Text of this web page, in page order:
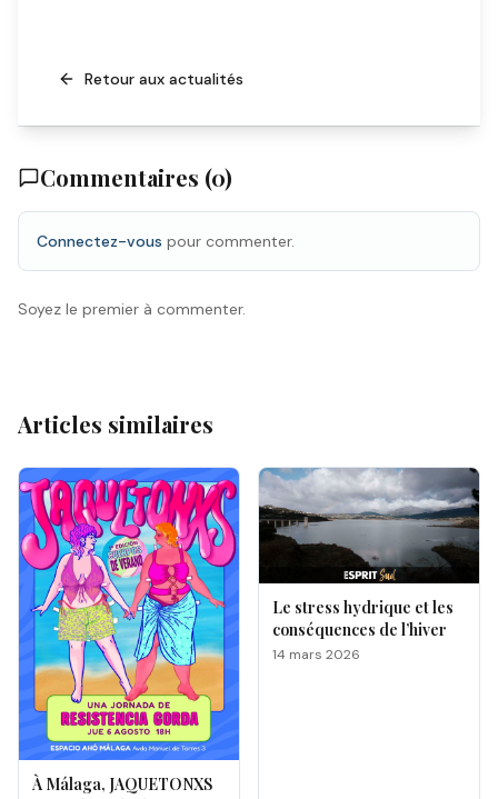
Retour aux actualités
Commentaires (0)
Connectez-vous pour commenter.
Soyez le premier à commenter.
Articles similaires
À Málaga, JAQUETONXS
Le stress hydrique et les
conséquences de l’hiver
14 mars 2026